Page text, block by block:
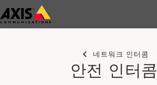
주
요
네트워크 인터콤
안전 인터콤